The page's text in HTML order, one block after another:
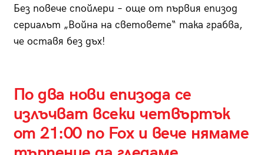
Без повече спойлери – още от първия епизод
сериалът „Война на световете“ така грабва,
че оставя без дъх!
По два нови епизода се
излъчват всеки четвъртък
от 21:00 по Fox и вече нямаме